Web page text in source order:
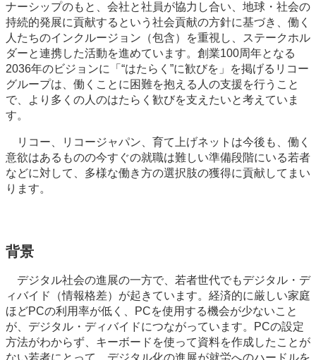
ナーシップのもと、会社と社員が協力し合い、地球・社会の
持続的発展に貢献するという社会貢献の方針に基づき、働く
人たちのインクルージョン（包含）を重視し、ステークホル
ダーと連携した活動を進めています。創業100周年となる
2036年のビジョンに「“はたらく”に歓びを」を掲げるリコー
グループは、働くことに困難を抱える人の支援を行うこと
で、より多くの人のはたらく歓びを支えたいと考えていま
す。
リコー、リコージャパン、育て上げネットは今後も、働く
意欲はあるものの今すぐの就職は難しい準備段階にいる若者
などに対して、多様な働き方の選択肢の獲得に貢献してまい
ります。
背景
デジタル社会の進展の一方で、若者世代でもデジタル・デ
ィバイド（情報格差）が起きています。経済的に厳しい家庭
ほどPCの利用率が低く、PCを使用する機会が少ないこと
が、デジタル・ディバイドにつながっています。PCの設定
方法がわからず、キーボードを使って資料を作成したことが
ない若者にとって、デジタル化の進展が就労へのハードルを